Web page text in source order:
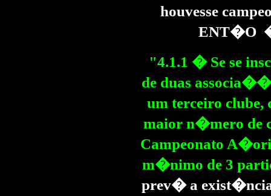
houvesse
ENT�O
"4.1.1 � Se se
de duas
um terceiro
maior n�mero de
Campeonato
m�nimo de 3
prev� a exist�ncia